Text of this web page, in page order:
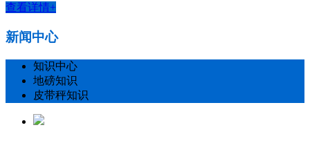
查看详情+
新闻中心
知识中心
地磅知识
皮带秤知识